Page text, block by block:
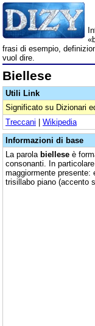
frasi di esempio,
vuol dire.
Biellese
Utili Link
Significato su Dizionari
Treccani | Wikipedia
Informazioni di base
La parola biellese è
consonanti. In
maggiormente presente:
trisillabo piano (accento